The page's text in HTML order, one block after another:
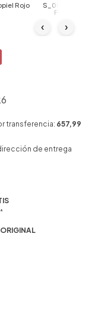
Rojo
S_05 Ecopiel
Panna
‹ ›
transferencia: 657,99
de entrega